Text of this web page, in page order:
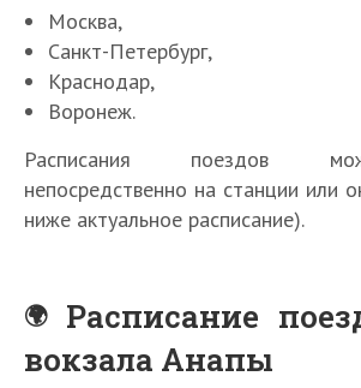
Москва,
Санкт-Петербург,
Краснодар,
Воронеж.
Расписания поездов
непосредственно на станции или
ниже актуальное расписание).
Расписание
вокзала Анапы